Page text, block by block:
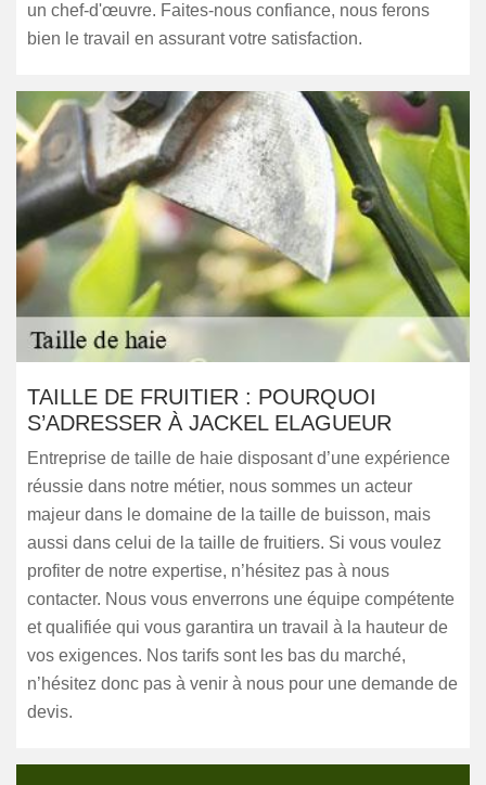
un chef-d'œuvre. Faites-nous confiance, nous ferons
bien le travail en assurant votre satisfaction.
TAILLE DE FRUITIER : POURQUOI
S’ADRESSER À JACKEL ELAGUEUR
Entreprise de taille de haie disposant d’une expérience
réussie dans notre métier, nous sommes un acteur
majeur dans le domaine de la taille de buisson, mais
aussi dans celui de la taille de fruitiers. Si vous voulez
profiter de notre expertise, n’hésitez pas à nous
contacter. Nous vous enverrons une équipe compétente
et qualifiée qui vous garantira un travail à la hauteur de
vos exigences. Nos tarifs sont les bas du marché,
n’hésitez donc pas à venir à nous pour une demande de
devis.